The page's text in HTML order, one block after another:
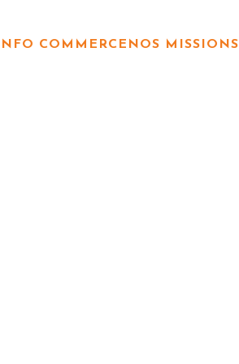
INFO COMMERCE NOS MISSIONS